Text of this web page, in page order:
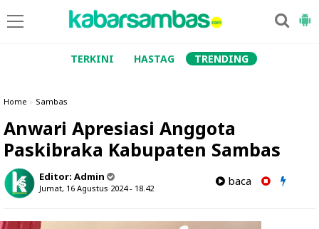
TERKINI HASTAG TRENDING
Home » Sambas
Anwari Apresiasi Anggota
Paskibraka Kabupaten Sambas
Editor: Admin
Jumat, 16 Agustus 2024 - 18.42
baca